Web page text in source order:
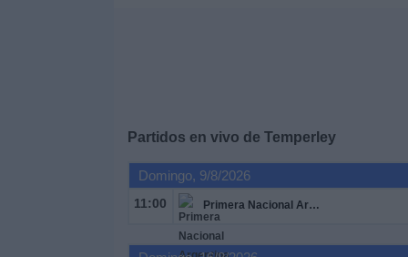
Partidos en vivo de Temperley
Domingo, 9/8/2026
11:00 Primera Nacional Argentina